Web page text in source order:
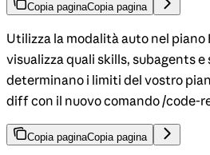
Copia paginaCopia pagina
Utilizza la modalità auto nel piano
visualizza quali skills, subagents e
determinano i limiti del vostro
diff con il nuovo comando /code-
Copia paginaCopia pagina